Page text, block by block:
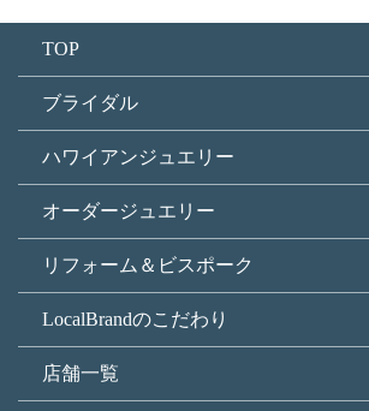
TOP
ブライダル
ハワイアンジュエリー
オーダージュエリー
リフォーム＆ビスポーク
LocalBrandのこだわり
店舗一覧